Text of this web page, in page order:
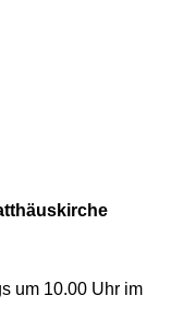
um 10.00 Uhr im